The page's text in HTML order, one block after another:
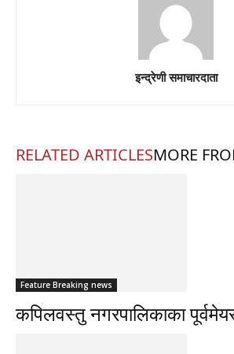
इन्द्रेणी समाचारदाता
RELATED ARTICLESMORE
Feature Breaking news
कपिलवस्तु नगरपालिकाका